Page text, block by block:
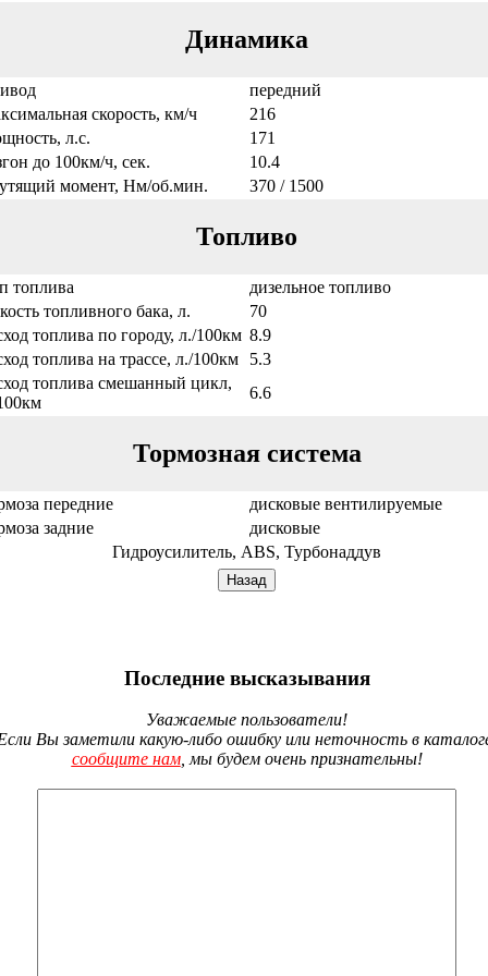
Динамика
передний
скорость, км/ч
216
л.с.
171
до 100км/ч, сек.
10.4
момент, Нм/об.мин.
370 / 1500
Топливо
топлива
дизельное топливо
топливного бака, л.
70
топлива по городу, л./100км 8.9
топлива на трассе, л./100км
5.3
топлива смешанный цикл,
6.6
Тормозная система
передние
дисковые вентилируемые
задние
дисковые
Гидроусилитель, ABS, Турбонаддув
Последние высказывания
Уважаемые пользователи!
Вы заметили какую-либо ошибку или неточность в
сообщите нам, мы будем очень признательны!